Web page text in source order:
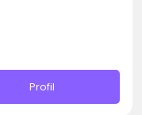
Profil